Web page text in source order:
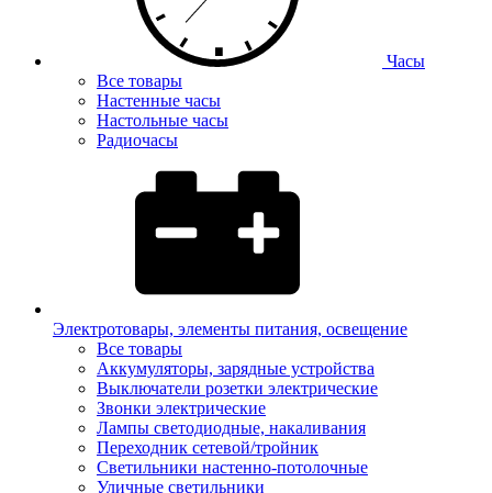
Часы
Все товары
Настенные часы
Настольные часы
Радиочасы
Электротовары, элементы питания, освещение
Все товары
Аккумуляторы, зарядные устройства
Выключатели розетки электрические
Звонки электрические
Лампы светодиодные, накаливания
Переходник сетевой/тройник
Светильники настенно-потолочные
Уличные светильники